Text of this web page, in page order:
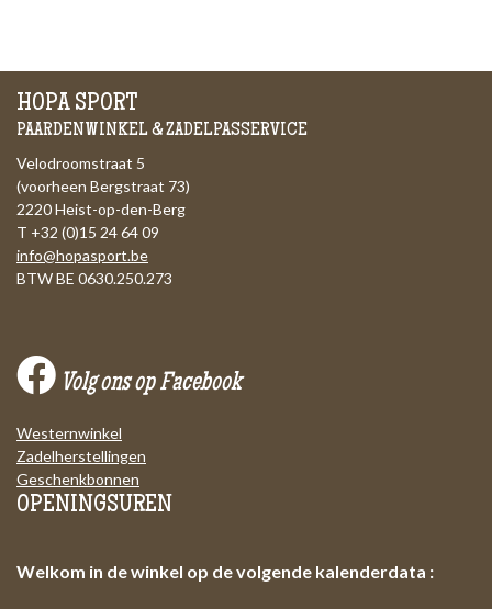
HOPA SPORT
PAARDENWINKEL & ZADELPASSERVICE
Velodroomstraat 5
(voorheen Bergstraat 73)
2220 Heist-op-den-Berg
T +32 (0)15 24 64 09
info@hopasport.be
BTW BE 0630.250.273
Volg ons op Facebook
Westernwinkel
Zadelherstellingen
Geschenkbonnen
OPENINGSUREN
Welkom in de winkel op de volgende kalenderdata :